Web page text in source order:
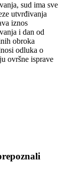
sud ima sve
utvrđivanja
iznos
i dan od
obroka
odluka o
ovršne isprave